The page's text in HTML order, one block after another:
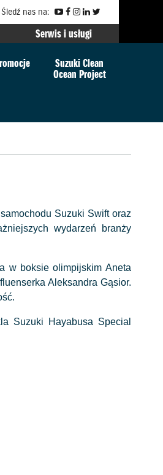
Śledź nas na:
Serwis i usługi
Suzuki Clean
Ocean Project
Suzuki Swift oraz
wydarzeń branży
w boksie olimpijskim Aneta
Aleksandra Gąsior.
Suzuki Hayabusa Special